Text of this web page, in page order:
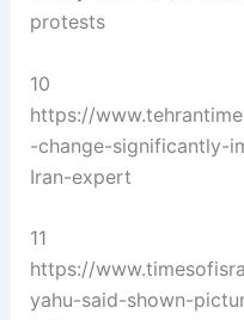
protests
10
https://
-change-significantly-
Iran-expert
11
https://
yahu-said-shown-